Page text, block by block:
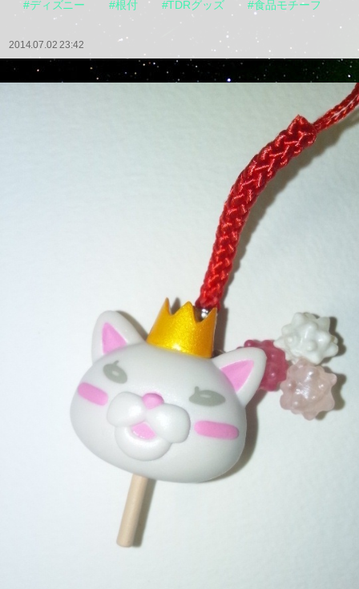
#ディズニー #根付 #TDRグッズ #食品モチーフ
2014.07.02 23:42